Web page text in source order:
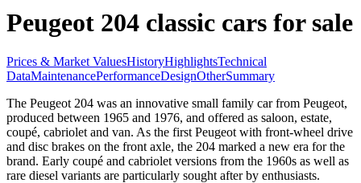
Peugeot 204 classic cars for sale
Prices & Market ValuesHistoryHighlightsTechnical
DataMaintenancePerformanceDesignOtherSummary
The Peugeot 204 was an innovative small family car from Peugeot,
produced between 1965 and 1976, and offered as saloon, estate,
coupé, cabriolet and van. As the first Peugeot with front-wheel drive
and disc brakes on the front axle, the 204 marked a new era for the
brand. Early coupé and cabriolet versions from the 1960s as well as
rare diesel variants are particularly sought after by enthusiasts.